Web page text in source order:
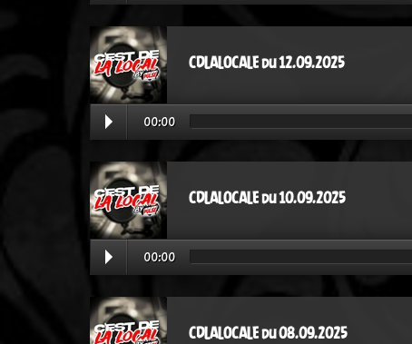
CDLALOCALE du 12.09.2025
00:00
CDLALOCALE du 10.09.2025
00:00
CDLALOCALE du 08.09.2025